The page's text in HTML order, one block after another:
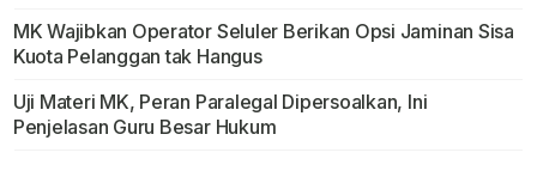
MK Wajibkan Operator Seluler Berikan Opsi Jaminan Sisa
Kuota Pelanggan tak Hangus
Uji Materi MK, Peran Paralegal Dipersoalkan, Ini
Penjelasan Guru Besar Hukum